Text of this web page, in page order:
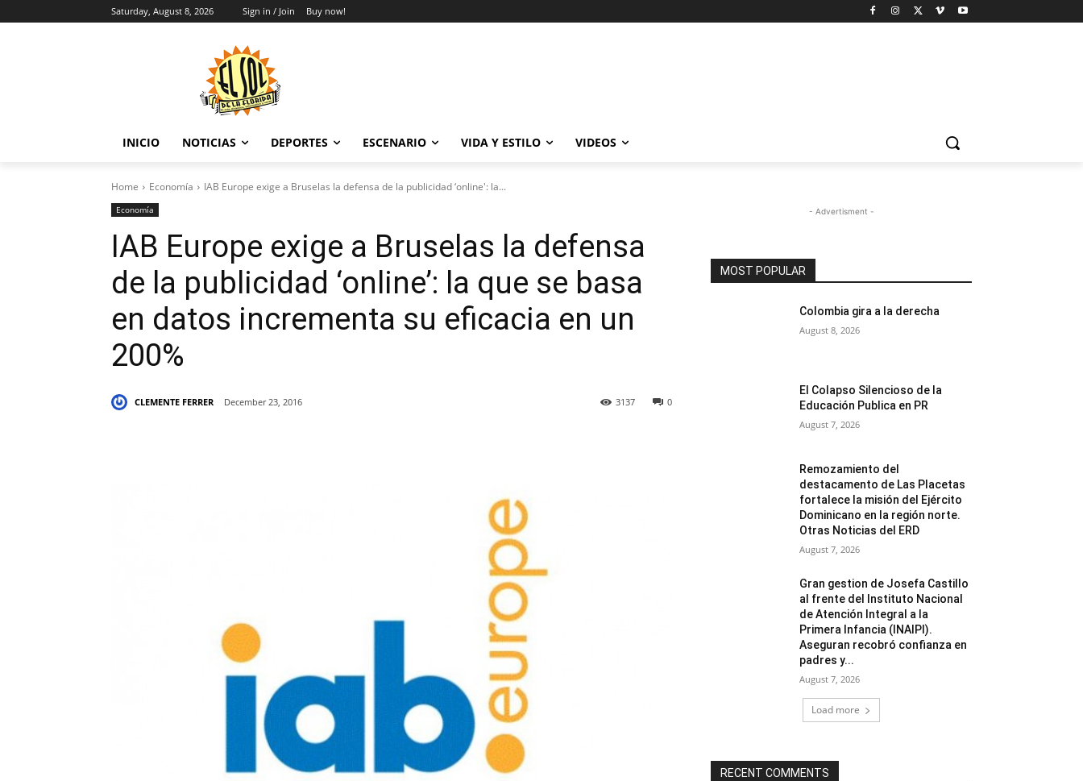
Saturday, August 8, 2026 Sign in / Join Buy now!
INICIO NOTICIAS DEPORTES ESCENARIO VIDA Y ESTILO VIDEOS
Home Economía IAB Europe exige a Bruselas la defensa de la publicidad ‘online': la...
Economía
IAB Europe exige a Bruselas la defensa
de la publicidad ‘online’: la que se basa
en datos incrementa su eficacia en un
200%
CLEMENTE FERRER December 23, 2016 0
3137
- Advertisment -
MOST POPULAR
Colombia gira a la derecha
August 8, 2026
El Colapso Silencioso de la
Educación Publica en PR
August 7, 2026
Remozamiento del
destacamento de Las Placetas
fortalece la misión del Ejército
Dominicano en la región norte.
Otras Noticias del ERD
August 7, 2026
Gran gestion de Josefa Castillo
al frente del Instituto Nacional
de Atención Integral a la
Primera Infancia (INAIPI).
Aseguran recobró confianza en
padres y...
August 7, 2026
Load more
RECENT COMMENTS